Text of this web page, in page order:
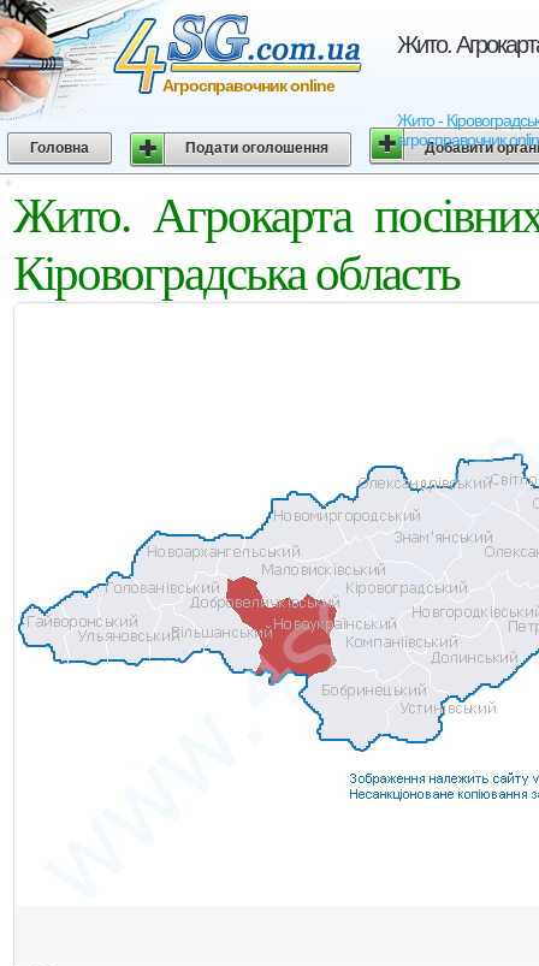
Жито.
Жито -
агросправочник
Агросправочник online
Головна Подати оголошення Добавити
Жито. Агрокарта
Кіровоградська область